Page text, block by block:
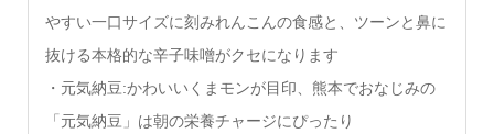
やすい一口サイズに刻みれんこんの食感と、ツーンと鼻に
抜ける本格的な辛子味噌がクセになります
・元気納豆:かわいいくまモンが目印、熊本でおなじみの
「元気納豆」は朝の栄養チャージにぴったり